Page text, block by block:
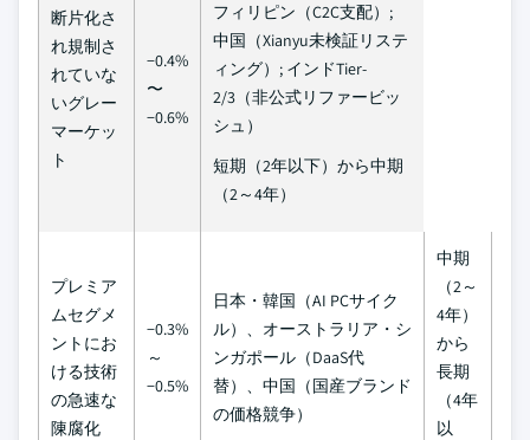
断片化さ
れ規制さ
れていな
いグレー
マーケッ
ト
−0.4%
〜
−0.6%
フィリピン（C2C支配）;
中国（Xianyu未検証リステ
ィング）; インドTier-
2/3（非公式リファービッ
シュ）
短期（2年以下）から中期
（2～4年）
プレミア
ムセグメ
ントにお
ける技術
の急速な
陳腐化
−0.3%
～
−0.5%
日本・韓国（AI PCサイク
ル）、オーストラリア・シ
ンガポール（DaaS代
替）、中国（国産ブランド
の価格競争）
中期
（2～
4年）
から
長期
（4年
以